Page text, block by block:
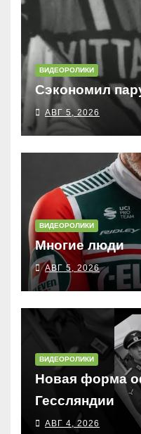
ВИДЕОРОЛИКИ
Сэкономил
АВГ 5, 2026
ВИДЕОРОЛИКИ
Многие люди
АВГ 5, 2026
ВИДЕОРОЛИКИ
Новая форма
Гессляндии
АВГ 4, 2026